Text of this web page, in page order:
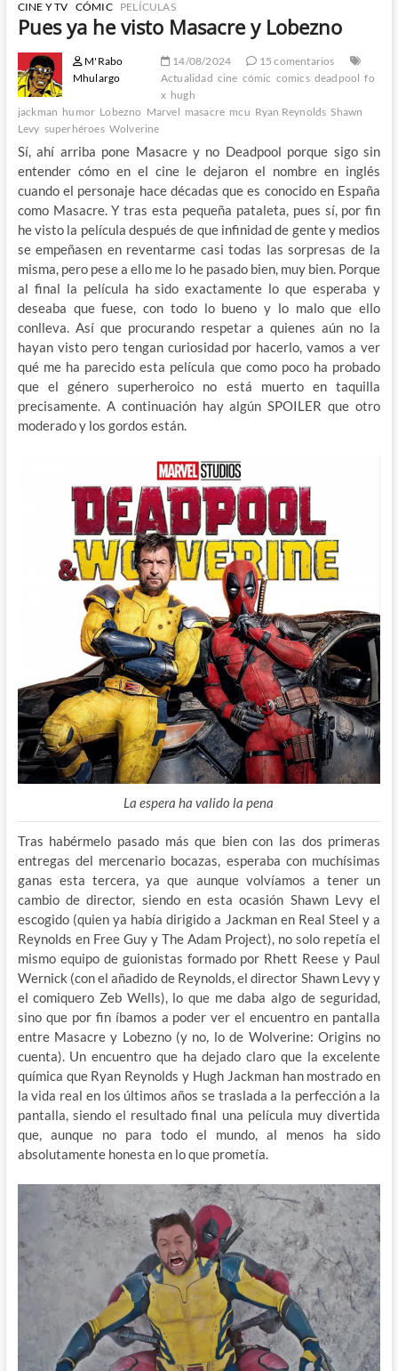
CINE Y TV CÓMIC PELÍCULAS
Pues ya he visto Masacre y Lobezno
M'Rabo
Mhulargo
14/08/2024
15 comentarios
Actualidad cine cómic comics deadpool fo
x hugh
jackman humor Lobezno Marvel masacre mcu Ryan Reynolds Shawn
Levy superhéroes Wolverine
Sí, ahí arriba pone Masacre y no Deadpool porque sigo sin
entender cómo en el cine le dejaron el nombre en inglés
cuando el personaje hace décadas que es conocido en España
como Masacre. Y tras esta pequeña pataleta, pues sí, por fin
he visto la película después de que infinidad de gente y medios
se empeñasen en reventarme casi todas las sorpresas de la
misma, pero pese a ello me lo he pasado bien, muy bien. Porque
al final la película ha sido exactamente lo que esperaba y
deseaba que fuese, con todo lo bueno y lo malo que ello
conlleva. Así que procurando respetar a quienes aún no la
hayan visto pero tengan curiosidad por hacerlo, vamos a ver
qué me ha parecido esta película que como poco ha probado
que el género superheroico no está muerto en taquilla
precisamente. A continuación hay algún SPOILER que otro
moderado y los gordos están.
La espera ha valido la pena
Tras habérmelo pasado más que bien con las dos primeras
entregas del mercenario bocazas, esperaba con muchísimas
ganas esta tercera, ya que aunque volvíamos a tener un
cambio de director, siendo en esta ocasión Shawn Levy el
escogido (quien ya había dirigido a Jackman en Real Steel y a
Reynolds en Free Guy y The Adam Project), no solo repetía el
mismo equipo de guionistas formado por Rhett Reese y Paul
Wernick (con el añadido de Reynolds, el director Shawn Levy y
el comiquero Zeb Wells), lo que me daba algo de seguridad,
sino que por fin íbamos a poder ver el encuentro en pantalla
entre Masacre y Lobezno (y no, lo de Wolverine: Origins no
cuenta). Un encuentro que ha dejado claro que la excelente
química que Ryan Reynolds y Hugh Jackman han mostrado en
la vida real en los últimos años se traslada a la perfección a la
pantalla, siendo el resultado final una película muy divertida
que, aunque no para todo el mundo, al menos ha sido
absolutamente honesta en lo que prometía.